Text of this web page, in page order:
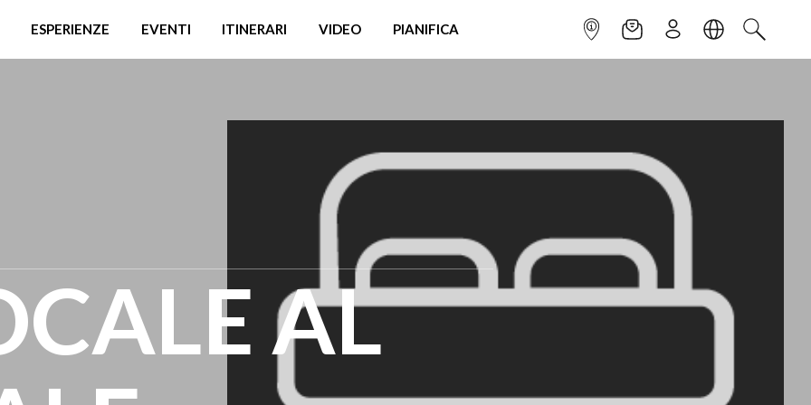
ESPERIENZE EVENTI ITINERARI VIDEO PIANIFICA INFOPOINTNEWSLETTER
ISCRIVITILINGUACERCA
AL